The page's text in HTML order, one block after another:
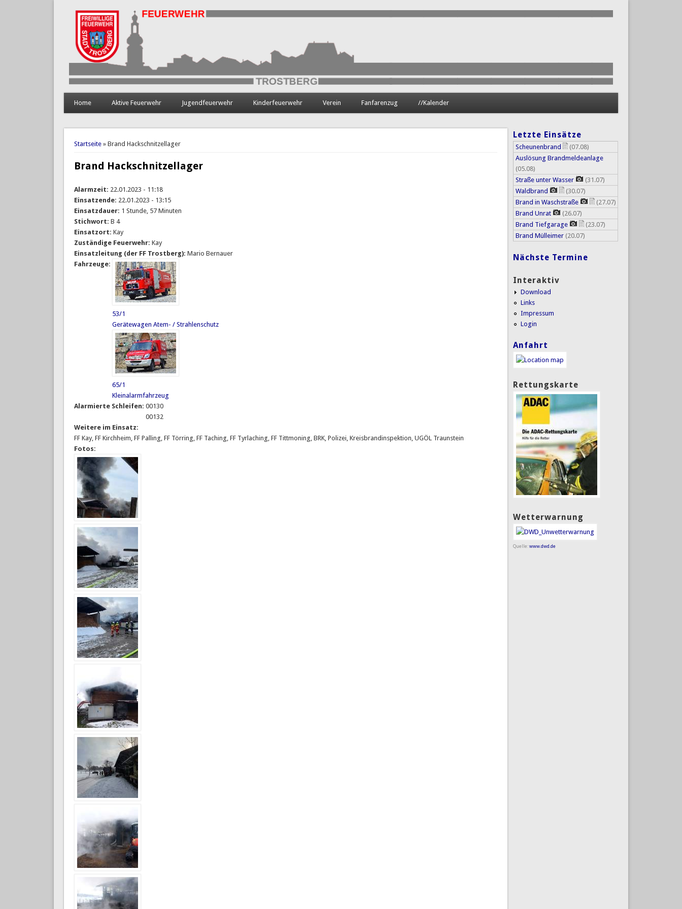
Home Aktive Feuerwehr Jugendfeuerwehr Kinderfeuerwehr Verein Fanfarenzug //Kalender
Sie sind hier
Startseite» Brand Hackschnitzellager
Brand Hackschnitzellager
Alarmzeit: 22.01.2023 - 11:18
Einsatzende: 22.01.2023 - 13:15
Einsatzdauer: 1 Stunde, 57 Minuten
Stichwort: B 4
Einsatzort: Kay
Zuständige Feuerwehr: Kay
Einsatzleitung (der FF Trostberg): Mario Bernauer
Fahrzeuge:
53/1
Gerätewagen Atem- / Strahlenschutz
65/1
Kleinalarmfahrzeug
Alarmierte Schleifen: 00130
00132
Weitere im Einsatz:
FF Kay, FF Kirchheim, FF Palling, FF Törring, FF Taching, FF Tyrlaching, FF Tittmoning, BRK, Polizei, Kreisbrandinspektion, UGÖL Traunstein
Fotos:
Letzte Einsätze
Scheunenbrand
(07.08)
Auslösung Brandmeldeanlage
(05.08)
Straße unter Wasser
(31.07)
Waldbrand
(30.07)
Brand in Waschstraße
(27.07)
Brand Unrat
(26.07)
Brand Tiefgarage
(23.07)
Brand Mülleimer (20.07)
Nächste Termine
Interaktiv
Download
Links
Impressum
Login
Anfahrt
Rettungskarte
Wetterwarnung
Quelle: www.dwd.de